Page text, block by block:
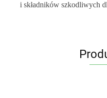
i składników szkodliwych